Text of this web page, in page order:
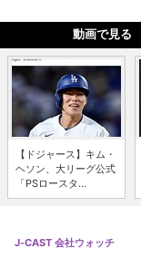
動画で見る
【ドジャース】キム・
ヘソン、大リーグ公式
「PSロースタ...
J-CAST 会社ウォッチ